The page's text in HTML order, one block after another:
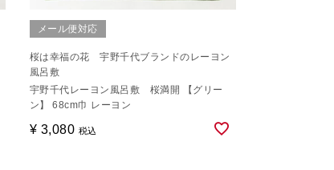
メール便対応
桜は幸福の花 宇野千代ブランドのレーヨン
風呂敷
宇野千代レーヨン風呂敷 桜満開 【グリー
ン】 68cm巾 レーヨン
¥ 3,080 税込